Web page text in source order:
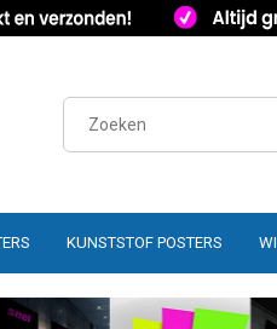
KUNSTSTOF POSTERS